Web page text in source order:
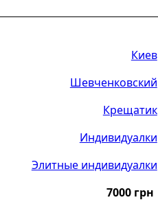
Киев
Шевченковский
Крещатик
Индивидуалки
Элитные индивидуалки
7000 грн